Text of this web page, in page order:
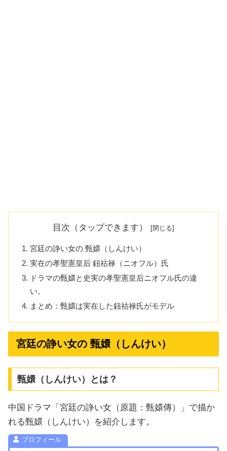
目次（タップできます）
宮廷の諍い女の 甄嬛（しんけい）
実在の孝聖憲皇后 鈕祜禄（ニオフル）氏
ドラマの甄嬛と史実の孝聖憲皇后ニオフル氏の違
い。
まとめ：甄嬛は実在した鈕祜禄氏がモデル
宮廷の諍い女の 甄嬛（しんけい）
甄嬛（しんけい）とは？
中国ドラマ「宮廷の諍い女（原題：甄嬛傳）」で描か
れる甄嬛（しんけい）を紹介します。